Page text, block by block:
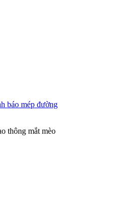
thông mắt mèo